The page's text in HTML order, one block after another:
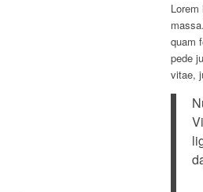
quam
pede
vitae,